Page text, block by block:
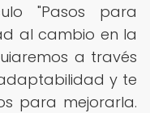
"Pasos para
al cambio en la
a través
y te
para mejorarla.